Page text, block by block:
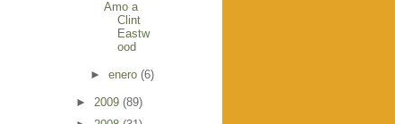
Amo a
Clint
Eastw
ood
► enero (6)
► 2009 (89)